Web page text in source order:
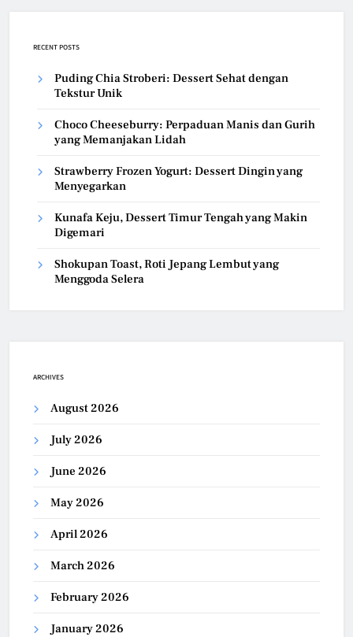
RECENT POSTS
Puding Chia Stroberi: Dessert Sehat dengan
Tekstur Unik
Choco Cheeseburry: Perpaduan Manis dan Gurih
yang Memanjakan Lidah
Strawberry Frozen Yogurt: Dessert Dingin yang
Menyegarkan
Kunafa Keju, Dessert Timur Tengah yang Makin
Digemari
Shokupan Toast, Roti Jepang Lembut yang
Menggoda Selera
ARCHIVES
August 2026
July 2026
June 2026
May 2026
April 2026
March 2026
February 2026
January 2026